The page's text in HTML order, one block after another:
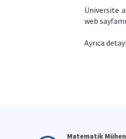
Üniversite
web
Ayrıca
Matematik